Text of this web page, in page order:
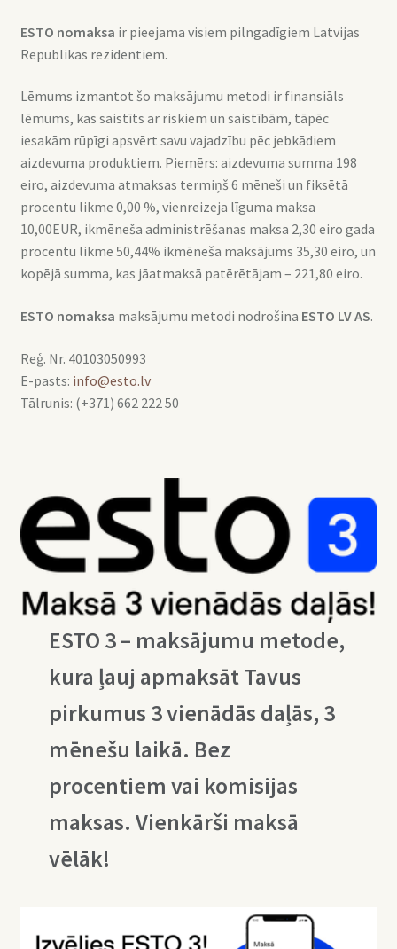
ESTO nomaksa ir pieejama visiem pilngadīgiem Latvijas
Republikas rezidentiem.
Lēmums izmantot šo maksājumu metodi ir finansiāls
lēmums, kas saistīts ar riskiem un saistībām, tāpēc
iesakām rūpīgi apsvērt savu vajadzību pēc jebkādiem
aizdevuma produktiem. Piemērs: aizdevuma summa 198
eiro, aizdevuma atmaksas termiņš 6 mēneši un fiksētā
procentu likme 0,00 %, vienreizeja līguma maksa
10,00EUR, ikmēneša administrēšanas maksa 2,30 eiro gada
procentu likme 50,44% ikmēneša maksājums 35,30 eiro, un
kopējā summa, kas jāatmaksā patērētājam – 221,80 eiro.
ESTO nomaksa maksājumu metodi nodrošina ESTO LV AS.
Reģ. Nr. 40103050993
E-pasts: info@esto.lv
Tālrunis: (+371) 662 222 50
ESTO 3 – maksājumu metode,
kura ļauj apmaksāt Tavus
pirkumus 3 vienādās daļās, 3
mēnešu laikā. Bez
procentiem vai komisijas
maksas. Vienkārši maksā
vēlāk!